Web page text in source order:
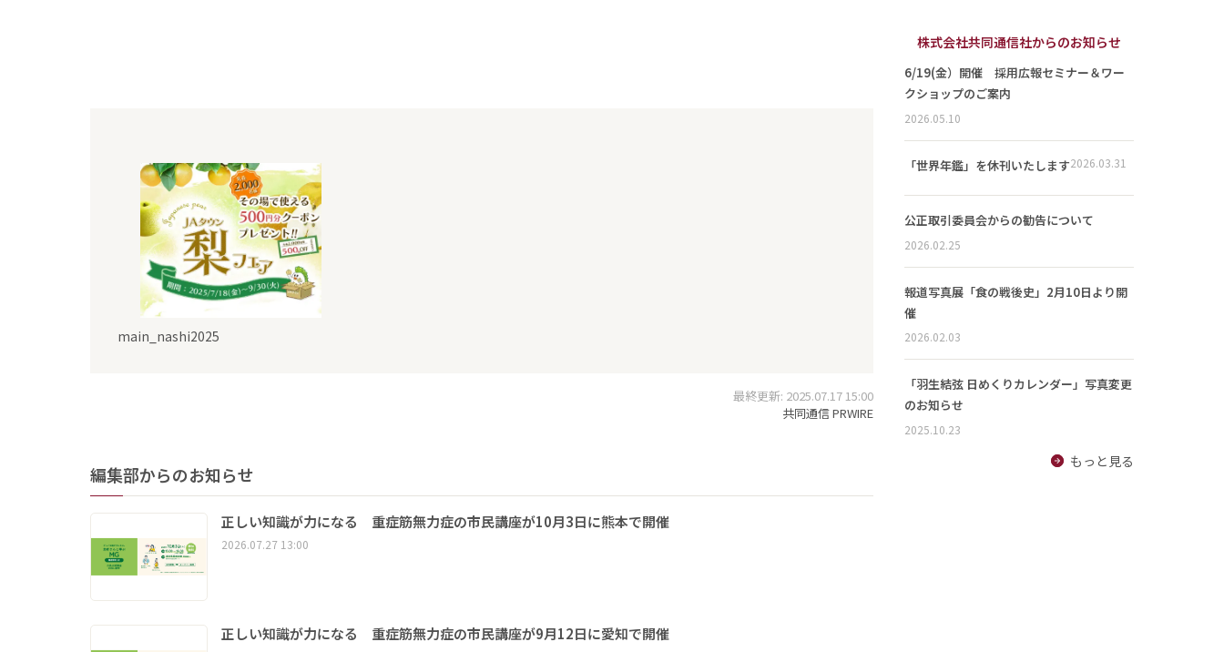
main_nashi2025
最終更新: 2025.07.17 15:00
共同通信 PRWIRE
編集部からのお知らせ
正しい知識が力になる 重症筋無力症の市民講座が10月3日に熊本で開催
2026.07.27 13:00
正しい知識が力になる 重症筋無力症の市民講座が9月12日に愛知で開催
株式会社共同通信社からのお知らせ
6/19(金）開催 採用広報セミナー＆ワー
クショップのご案内
2026.05.10
「世界年鑑」を休刊いたします2026.03.31
公正取引委員会からの勧告について
2026.02.25
報道写真展「食の戦後史」2月10日より開
催
2026.02.03
「羽生結弦 日めくりカレンダー」写真変更
のお知らせ
2025.10.23
もっと見る